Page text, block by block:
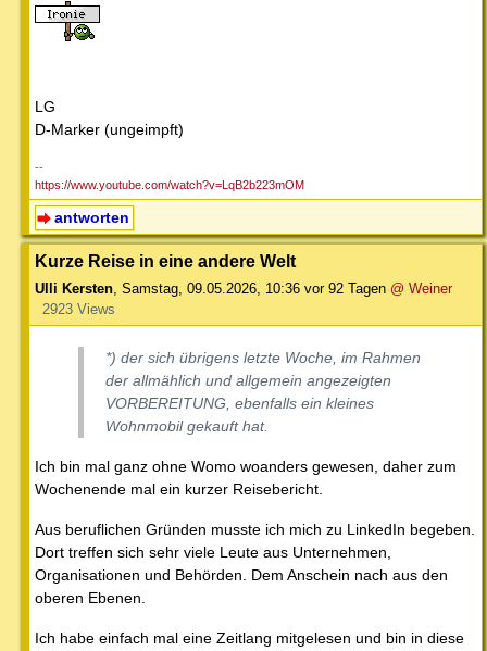
LG
D-Marker (ungeimpft)
--
https://www.youtube.com/watch?v=LqB2b223mOM
antworten
Kurze Reise in eine andere Welt
Ulli Kersten Samstag, 09.05.2026, 10:36 vor 92 Tagen @ Weiner
2923 Views
*) der sich übrigens letzte Woche, im Rahmen
der allmählich und allgemein angezeigten
VORBEREITUNG, ebenfalls ein kleines
Wohnmobil gekauft hat.
Ich bin mal ganz ohne Womo woanders gewesen, daher zum
Wochenende mal ein kurzer Reisebericht.
Aus beruflichen Gründen musste ich mich zu LinkedIn begeben.
Dort treffen sich sehr viele Leute aus Unternehmen,
Organisationen und Behörden. Dem Anschein nach aus den
oberen Ebenen.
Ich habe einfach mal eine Zeitlang mitgelesen und bin in diese